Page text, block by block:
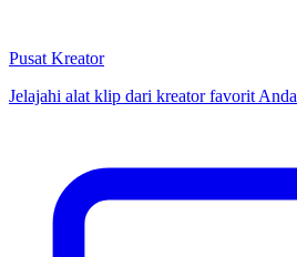
Pusat Kreator
Jelajahi alat klip dari kreator favorit Anda